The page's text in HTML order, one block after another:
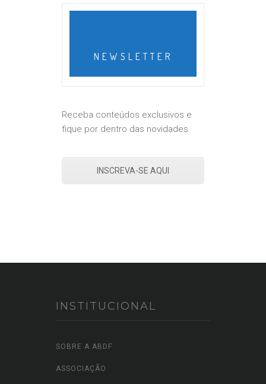
NEWSLETTER
Receba conteúdos exclusivos e
fique por dentro das novidades
INSCREVA-SE AQUI
INSTITUCIONAL
SOBRE A ABDF
ASSOCIAÇÃO